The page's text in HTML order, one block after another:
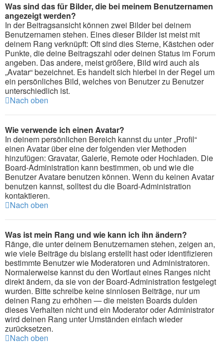
Was sind das für Bilder, die bei meinem Benutzernamen
angezeigt werden?
In der Beitragsansicht können zwei Bilder bei deinem
Benutzernamen stehen. Eines dieser Bilder ist meist mit
deinem Rang verknüpft: Oft sind dies Sterne, Kästchen oder
Punkte, die deine Beitragszahl oder deinen Status im Forum
angeben. Das andere, meist größere, Bild wird auch als
„Avatar“ bezeichnet. Es handelt sich hierbei in der Regel um
ein persönliches Bild, welches von Benutzer zu Benutzer
unterschiedlich ist.
Nach oben
Wie verwende ich einen Avatar?
In deinem persönlichen Bereich kannst du unter „Profil“
einen Avatar über eine der folgenden vier Methoden
hinzufügen: Gravatar, Galerie, Remote oder Hochladen. Die
Board-Administration kann bestimmen, ob und wie die
Benutzer Avatare benutzen können. Wenn du keinen Avatar
benutzen kannst, solltest du die Board-Administration
kontaktieren.
Nach oben
Was ist mein Rang und wie kann ich ihn ändern?
Ränge, die unter deinem Benutzernamen stehen, zeigen an,
wie viele Beiträge du bislang erstellt hast oder identifizieren
bestimmte Benutzer wie Moderatoren und Administratoren.
Normalerweise kannst du den Wortlaut eines Ranges nicht
direkt ändern, da sie von der Board-Administration festgelegt
wurden. Bitte schreibe keine sinnlosen Beiträge, nur um
deinen Rang zu erhöhen — die meisten Boards dulden
dieses Verhalten nicht und ein Moderator oder Administrator
wird deinen Rang unter Umständen einfach wieder
zurücksetzen.
Nach oben